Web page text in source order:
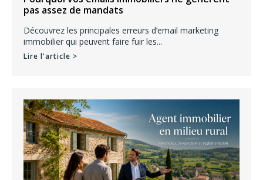
pas assez de mandats
Découvrez les principales erreurs d’email marketing
immobilier qui peuvent faire fuir les...
Lire l'article >